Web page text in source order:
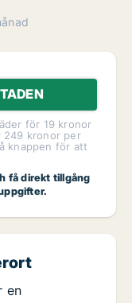
för 19 kronor
kronor per
knappen för att
få direkt tillgång
en